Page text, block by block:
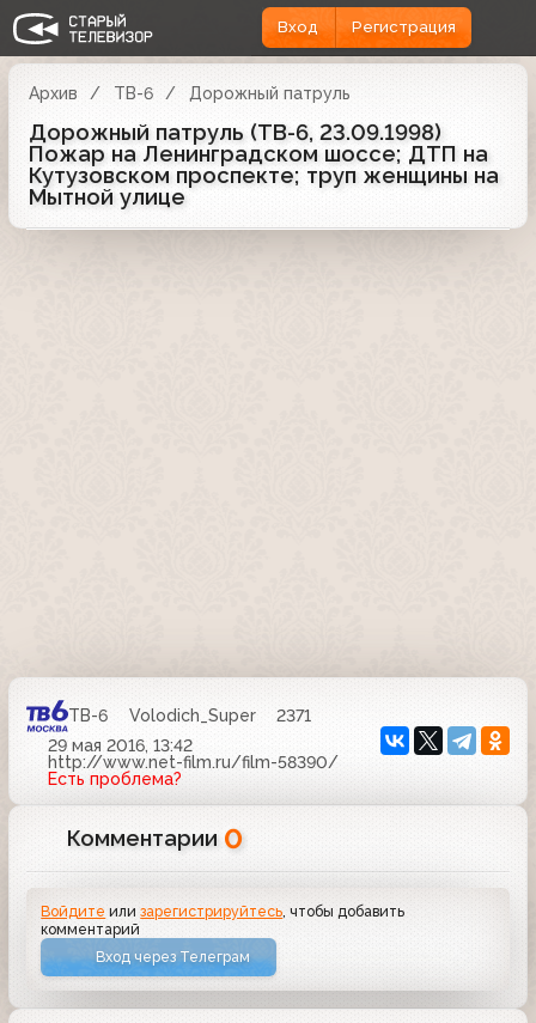
Вход Регистрация
Архив ТВ-6 Дорожный патруль
Дорожный патруль (ТВ-6, 23.09.1998)
Пожар на Ленинградском шоссе; ДТП на
Кутузовском проспекте; труп женщины на
Мытной улице
ТВ-6 Volodich_Super
2371
29 мая 2016, 13:42
http://www.net-film.ru/film-58390/
Есть проблема?
Комментарии 0
Войдите илизарегистрируйтесь , чтобы добавить
комментарий
Вход через Телеграм